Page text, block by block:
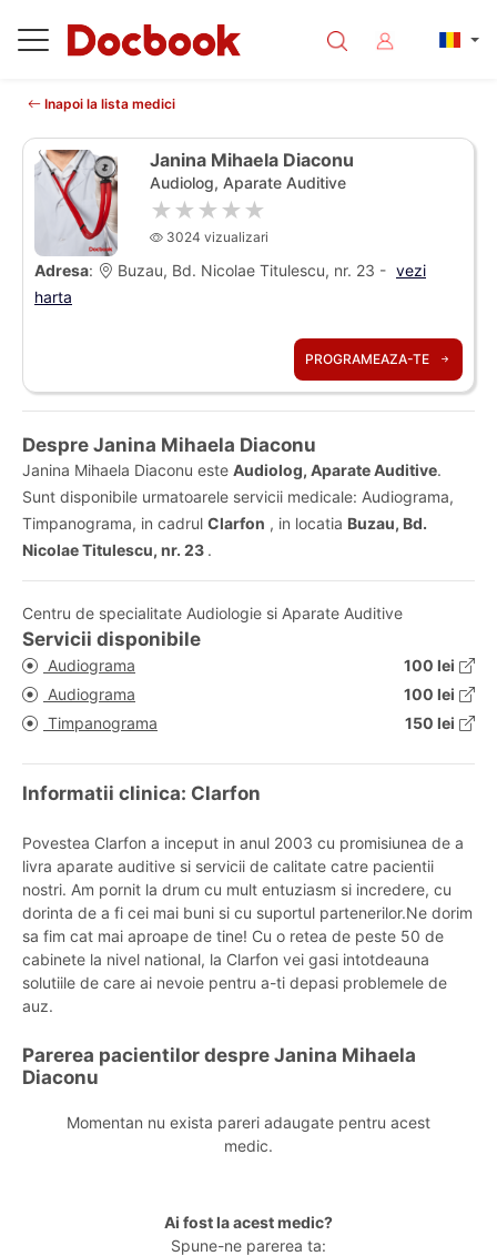
Inapoi la lista medici
Janina Mihaela Diaconu
Audiolog, Aparate Auditive
★★★★★
3024 vizualizari
Adresa: Buzau, Bd. Nicolae Titulescu, nr. 23 - vezi
harta
PROGRAMEAZA-TE
Despre Janina Mihaela Diaconu
Janina Mihaela Diaconu este Audiolog, Aparate Auditive.
Sunt disponibile urmatoarele servicii medicale: Audiograma,
Timpanograma, in cadrul Clarfon , in locatia Buzau, Bd.
Nicolae Titulescu, nr. 23 .
Centru de specialitate Audiologie si Aparate Auditive
Servicii disponibile
Audiograma
100 lei
Audiograma
100 lei
Timpanograma
150 lei
Informatii clinica: Clarfon
Povestea Clarfon a inceput in anul 2003 cu promisiunea de a
livra aparate auditive si servicii de calitate catre pacientii
nostri. Am pornit la drum cu mult entuziasm si incredere, cu
dorinta de a fi cei mai buni si cu suportul partenerilor.Ne dorim
sa fim cat mai aproape de tine! Cu o retea de peste 50 de
cabinete la nivel national, la Clarfon vei gasi intotdeauna
solutiile de care ai nevoie pentru a-ti depasi problemele de
auz.
Parerea pacientilor despre Janina Mihaela
Diaconu
Momentan nu exista pareri adaugate pentru acest
medic.
Ai fost la acest medic?
Spune-ne parerea ta: